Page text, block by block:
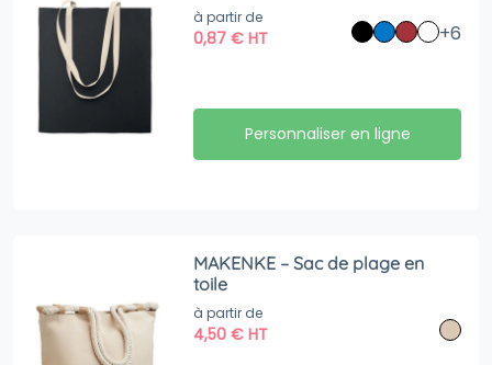
à partir de
0,87€ HT +6
Personnaliser en ligne
MAKENKE – Sac de plage en
toile
à partir de
4,50€ HT